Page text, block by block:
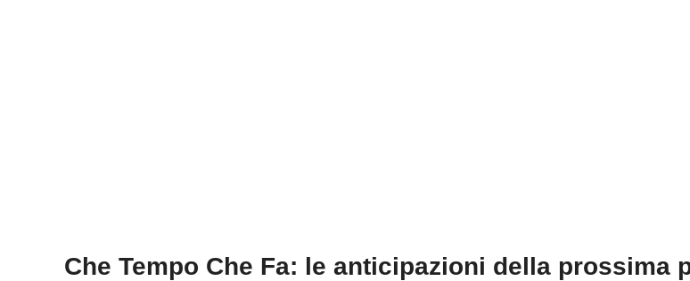
Che Tempo Che Fa: le anticipazioni della prossima